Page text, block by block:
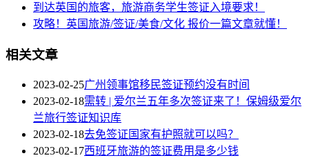
到达英国的旅客，旅游商务学生签证入境要求！
攻略！英国旅游/签证/美食/文化 报价一篇文章就懂！
相关文章
2023-02-25广州领事馆移民签证预约没有时间
2023-02-18需转 | 爱尔兰五年多次签证来了！保姆级爱尔
兰旅行签证知识库
2023-02-18去免签证国家有护照就可以吗？
2023-02-17西班牙旅游的签证费用是多少钱